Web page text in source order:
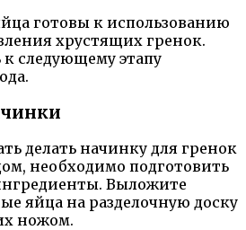
готовы к использованию
хрустящих гренок.
следующему этапу
делать начинку для гренок
необходимо подготовить
Выложите
яйца на разделочную доску
ножом.